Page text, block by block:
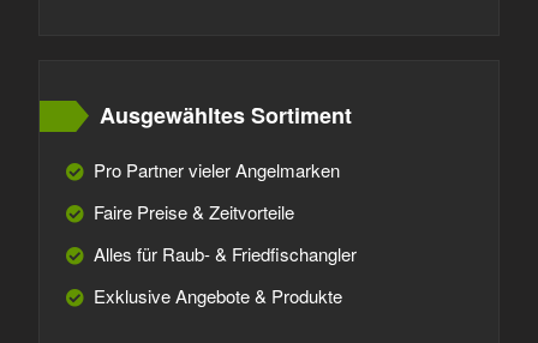
Ausgewähltes Sortiment
Pro Partner vieler Angelmarken
Faire Preise & Zeitvorteile
Alles für Raub- & Friedfischangler
Exklusive Angebote & Produkte